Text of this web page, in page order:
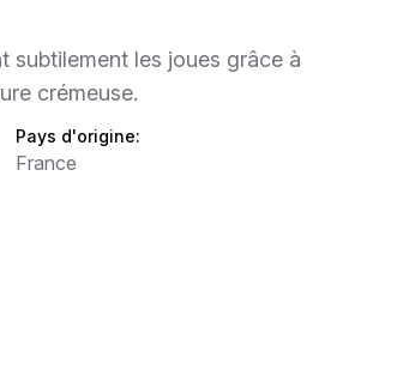
subtilement les joues grâce à
crémeuse.
Pays d'origine:
France